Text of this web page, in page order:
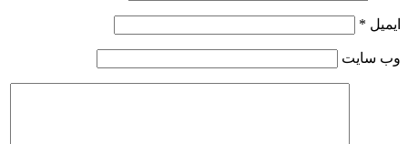
ایمیل *
وب‌ سایت